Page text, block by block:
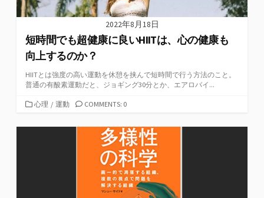
2022年8月18日
短時間でも超健康に良いHIITは、心の健康も
向上するのか？
HIITとは強度の高い運動を休憩を挟んで短時間で行う方法のこと。
普通の有酸素運動だと、ジョギング30分とか、エアロバイ...
カ
ゴ
心理 / 運動 COMMENTS: 0